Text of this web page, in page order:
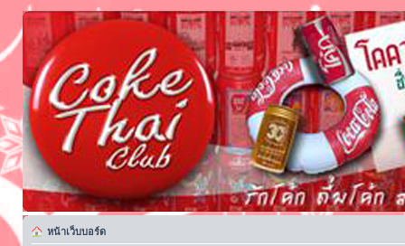
หน้าเว็บบอร์ด